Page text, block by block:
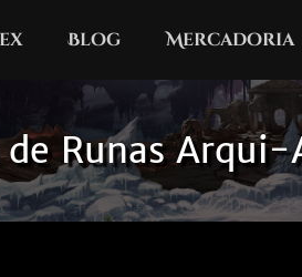
Blog Mercadoria
Runas Arqui-